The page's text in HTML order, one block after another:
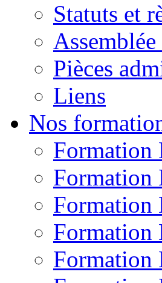
Statuts et
Pièces
Liens
Nos
Formation
Formation
Formation
Formation
Formation